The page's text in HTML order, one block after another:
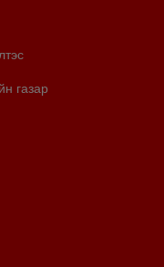
газар